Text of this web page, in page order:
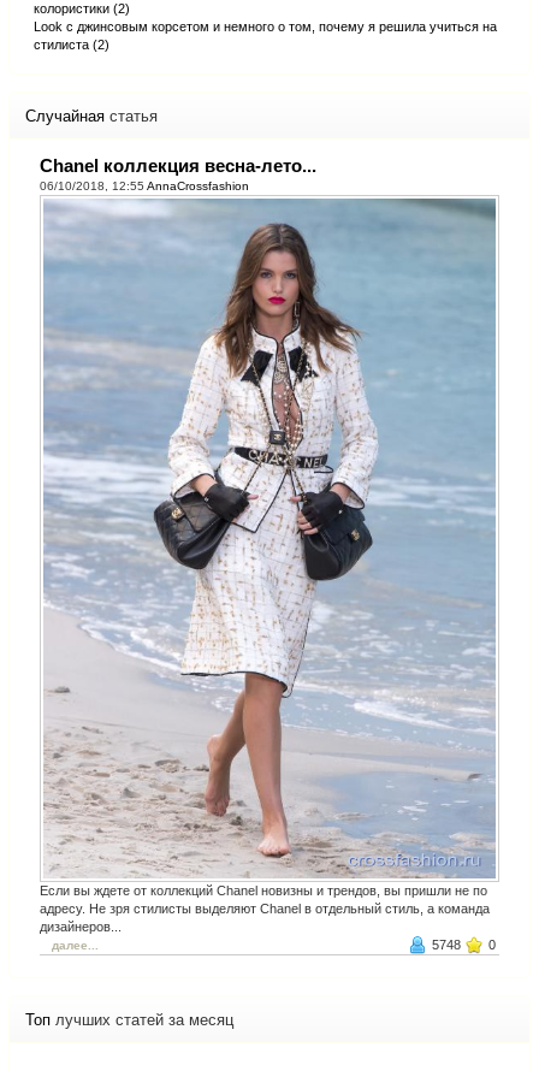
колористики (2)
Look с джинсовым корсетом и немного о том, почему я решила учиться на
стилиста (2)
Случайная статья
Chanel коллекция весна-лето...
06/10/2018, 12:55 AnnaCrossfashion
Если вы ждете от коллекций Chanel новизны и трендов, вы пришли не по
адресу. Не зря стилисты выделяют Chanel в отдельный стиль, а команда
дизайнеров...
далее... 5748 0
Топ лучших статей за месяц